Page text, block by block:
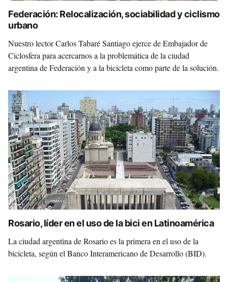
Federación: Relocalización, sociabilidad y ciclismo
urbano
Nuestro lector Carlos Tabaré Santiago ejerce de Embajador de
Ciclosfera para acercarnos a la problemática de la ciudad
argentina de Federación y a la bicicleta como parte de la solución.
Rosario, líder en el uso de la bici en Latinoamérica
La ciudad argentina de Rosario es la primera en el uso de la
bicicleta, según el Banco Interamericano de Desarrollo (BID).